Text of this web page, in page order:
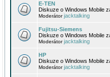
E-TEN
Diskuze o Windows Mobile
Moderátorjacktalking
Fujitsu-Siemens
Diskuze o Windows Mobile
Moderátorjacktalking
HP
Diskuze o Windows Mobile
Moderátorjacktalking